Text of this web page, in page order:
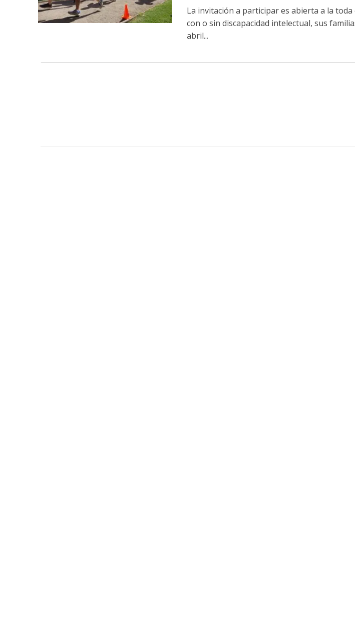
La invitación a participar es abierta a la
con o sin discapacidad intelectual, sus
abril...